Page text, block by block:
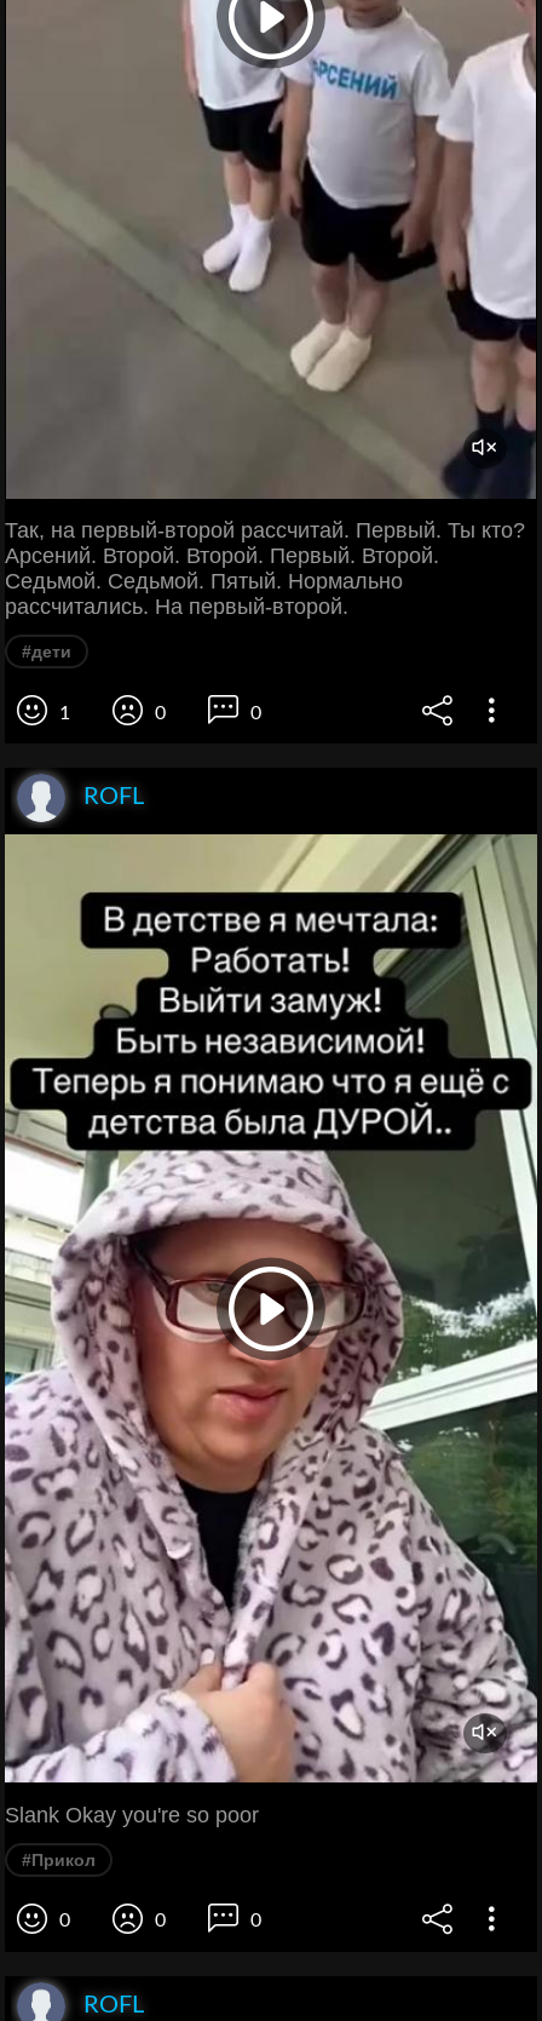
Так, на первый-второй рассчитай. Первый. Ты кто?
Арсений. Второй. Второй. Первый. Второй.
Седьмой. Седьмой. Пятый. Нормально
рассчитались. На первый-второй.
#дети
1 0 0
ROFL
Slank Okay you're so poor
#Прикол
0 0 0
ROFL